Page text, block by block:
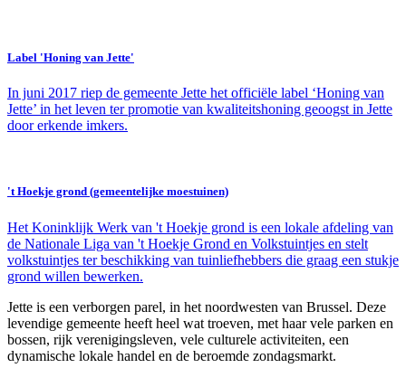
Label 'Honing van Jette'
In juni 2017 riep de gemeente Jette het officiële label ‘Honing van
Jette’ in het leven ter promotie van kwaliteitshoning geoogst in Jette
door erkende imkers.
't Hoekje grond (gemeentelijke moestuinen)
Het Koninklijk Werk van 't Hoekje grond is een lokale afdeling van
de Nationale Liga van 't Hoekje Grond en Volkstuintjes en stelt
volkstuintjes ter beschikking van tuinliefhebbers die graag een stukje
grond willen bewerken.
Jette is een verborgen parel, in het noordwesten van Brussel. Deze
levendige gemeente heeft heel wat troeven, met haar vele parken en
bossen, rijk verenigingsleven, vele culturele activiteiten, een
dynamische lokale handel en de beroemde zondagsmarkt.